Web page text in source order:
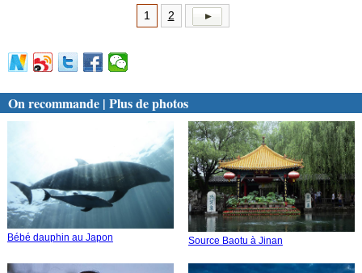
1 2
On recommande | Plus de photos
Bébé dauphin au Japon Source Baotu à Jinan